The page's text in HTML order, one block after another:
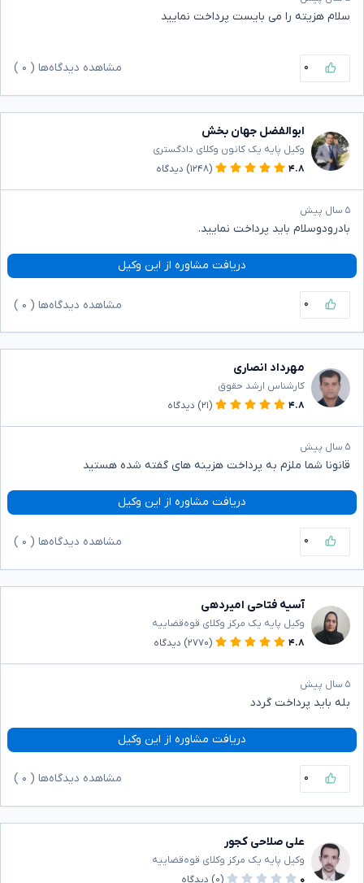
سلام هزیته را می بایست پرداخت نمایید
۰ مشاهده دیدگاه‌ها ( ۰
ابوالفضل جهان بخش
وکیل پایه یک کانون وکلای دادگستری
۴.۸
(۱۲۴۸) دیدگاه
۵ سال پیش
بادرودوسلام باید پرداخت نمایید.
دریافت مشاوره از این وکیل
۰ مشاهده دیدگاه‌ها ( ۰
مهرداد انصاری
کارشناس ارشد حقوق
۴.۸
(۲۱) دیدگاه
۵ سال پیش
قانونا شما ملزم به پرداخت هزینه های گفته شده هستید
دریافت مشاوره از این وکیل
۰ مشاهده دیدگاه‌ها ( ۰
آسیه فتاحی امیردهی
وکیل پایه یک مرکز وکلای قوه‌قضاییه
۴.۸
(۲۷۷۰) دیدگاه
۵ سال پیش
بله باید پرداخت گردد
دریافت مشاوره از این وکیل
۰ مشاهده دیدگاه‌ها ( ۰
علی صلاحی کجور
وکیل پایه یک مرکز وکلای قوه‌قضاییه
۰
(۰) دیدگاه